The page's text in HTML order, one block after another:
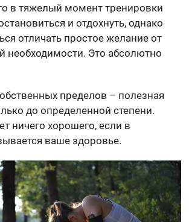
в тяжелый момент тренировки
и отдохнуть, однако
отличать простое желание от
необходимости. Это абсолютно
пределов – полезная
до определенной степени.
ничего хорошего, если в
ваше здоровье.